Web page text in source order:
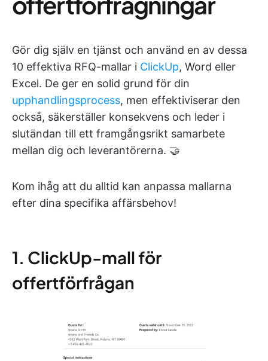
Gör dig själv en tjänst och använd en av dessa
10 effektiva RFQ-mallar i ClickUp, Word eller
Excel. De ger en solid grund för din
upphandlingsprocess, men effektiviserar den
också, säkerställer konsekvens och leder i
slutändan till ett framgångsrikt samarbete
mellan dig och leverantörerna. 🤝
Kom ihåg att du alltid kan anpassa mallarna
efter dina specifika affärsbehov!
1. ClickUp-mall för
offertförfrågan